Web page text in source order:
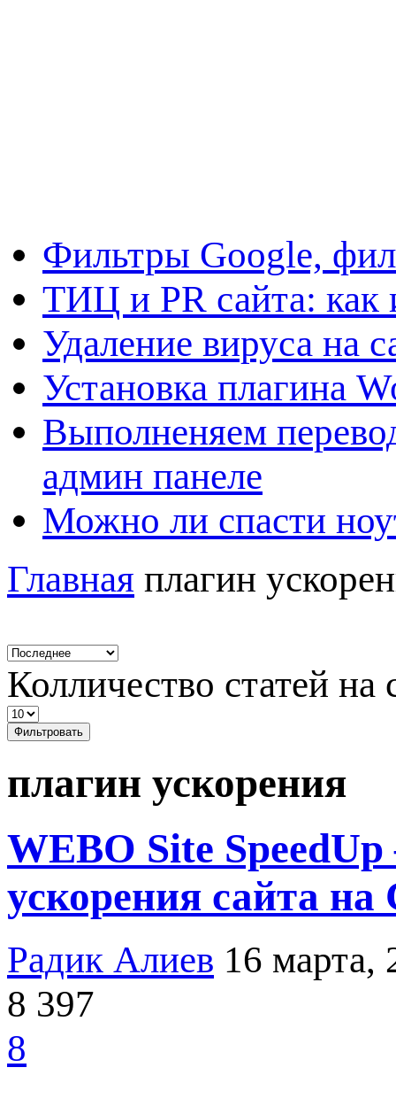
Фильтры Google,
ТИЦ и PR сайта: как
Удаление вируса на
Установка плагина
Выполненяем
админ панеле
Можно ли спасти
Главная плагин
Колличество статей на
Фильтровать
плагин ускорения
WEBO Site
ускорения сайта на
Радик Алиев 16 марта,
8 397
8